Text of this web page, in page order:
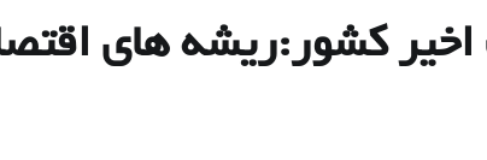
اخیر کشور:ریشه های